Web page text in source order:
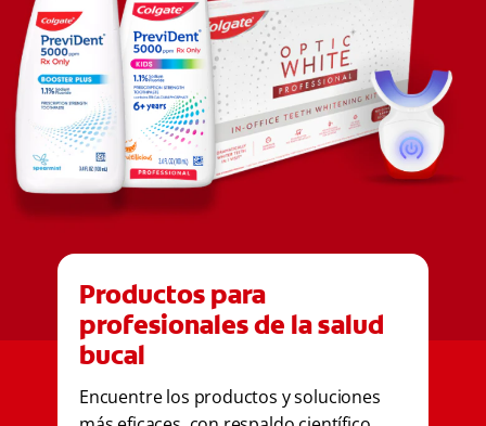
Productos para
profesionales de la salud
bucal
Encuentre los productos y soluciones